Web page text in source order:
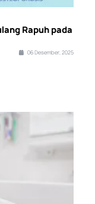
Rapuh pada
06 Desember, 2025